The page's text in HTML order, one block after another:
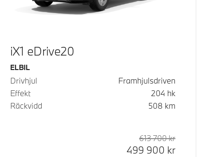
iX1 eDrive20
Bränsle
ELBIL
Drivhjul
Framhjulsdriven
Effekt
204 hk
Räckvidd
508 km
Rek.
613 700kr
499 900 kr